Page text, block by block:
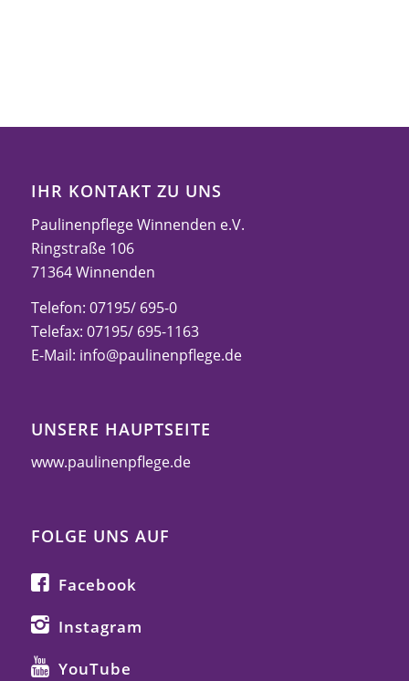
IHR KONTAKT ZU UNS
Paulinenpflege Winnenden e.V.
Ringstraße 106
71364 Winnenden
Telefon: 07195/ 695-0
Telefax: 07195/ 695-1163
E-Mail: info@paulinenpflege.de
UNSERE HAUPTSEITE
www.paulinenpflege.de
FOLGE UNS AUF
Facebook
Instagram
YouTube